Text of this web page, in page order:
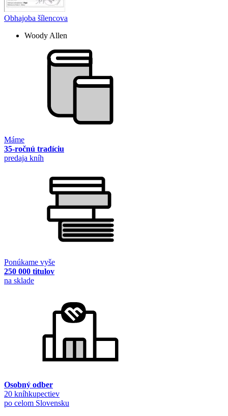
Obhajoba šílencova
Woody Allen
Máme
35-ročnú tradíciu
predaja kníh
Ponúkame vyše
250 000 titulov
na sklade
Osobný odber
20 kníhkupectiev
po celom Slovensku